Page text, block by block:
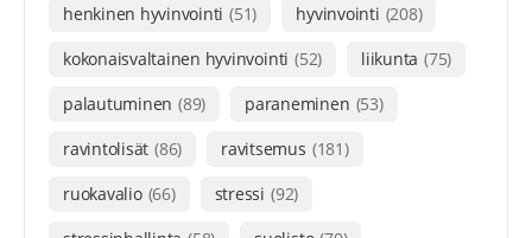
henkinen hyvinvointi (51) hyvinvointi (208)
kokonaisvaltainen hyvinvointi (52) liikunta (75)
palautuminen (89) paraneminen (53)
ravintolisät (86) ravitsemus (181)
ruokavalio (66) stressi (92)